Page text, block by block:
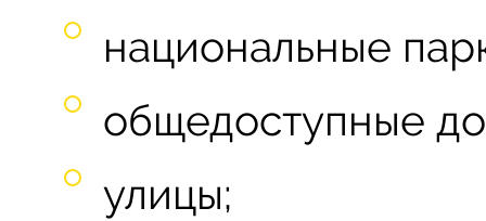
национальные
общедоступные
улицы;